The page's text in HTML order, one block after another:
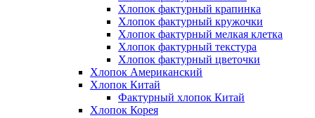
Хлопок фактурный крапинка
Хлопок фактурный кружочки
Хлопок фактурный мелкая клетка
Хлопок фактурный текстура
Хлопок фактурный цветочки
Хлопок Американский
Хлопок Китай
Фактурный хлопок Китай
Хлопок Корея